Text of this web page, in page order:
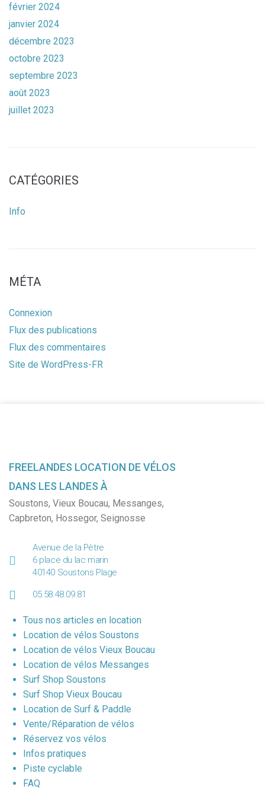
février 2024
janvier 2024
décembre 2023
octobre 2023
septembre 2023
août 2023
juillet 2023
CATÉGORIES
Info
MÉTA
Connexion
Flux des publications
Flux des commentaires
Site de WordPress-FR
FREELANDES LOCATION DE VÉLOS
DANS LES LANDES À
Soustons, Vieux Boucau, Messanges,
Capbreton, Hossegor, Seignosse
Avenue de la Pètre
6 place du lac marin
40140 Soustons Plage
05.58.48.09.81
Tous nos articles en location
Location de vélos Soustons
Location de vélos Vieux Boucau
Location de vélos Messanges
Surf Shop Soustons
Surf Shop Vieux Boucau
Location de Surf & Paddle
Vente/Réparation de vélos
Réservez vos vélos
Infos pratiques
Piste cyclable
FAQ